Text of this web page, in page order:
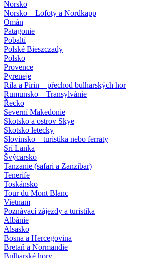
Norsko
Norsko – Lofoty a Nordkapp
Omán
Patagonie
Pobaltí
Polské Bieszczady
Polsko
Provence
Pyreneje
Rila a Pirin – přechod bulharských hor
Rumunsko – Transylvánie
Řecko
Severní Makedonie
Skotsko a ostrov Skye
Skotsko letecky
Slovinsko – turistika nebo ferraty
Srí Lanka
Švýcarsko
Tanzanie (safari a Zanzibar)
Tenerife
Toskánsko
Tour du Mont Blanc
Vietnam
Poznávací zájezdy a turistika
Albánie
Alsasko
Bosna a Hercegovina
Bretaň a Normandie
Bulharské hory